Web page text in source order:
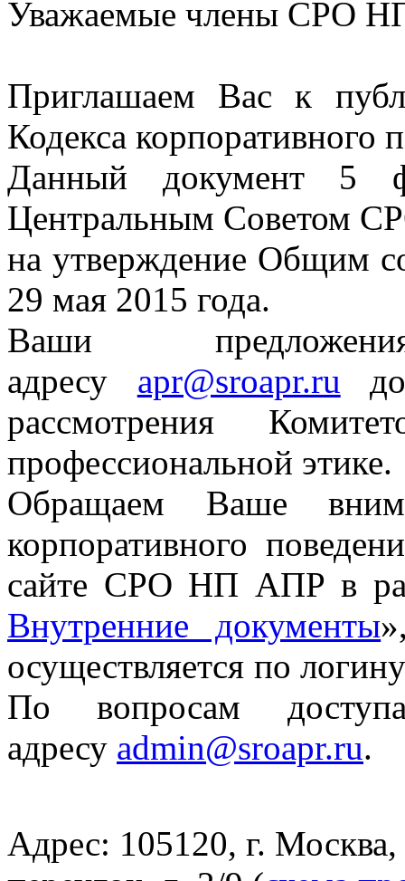
Уважаемые члены СРО
Приглашаем Вас к
Кодекса
Данный документ 5
Центральным Советом
на утверждение Общим
29 мая 2015 года.
Ваши
адресу apr@sroapr.ru
рассмотрения
профессиональной этике.
Обращаем Ваше
корпоративного
сайте СРО НП АПР в
Внутренние документы
осуществляется по
По вопросам
адресу admin@sroapr.ru.
Адрес: 105120, г.